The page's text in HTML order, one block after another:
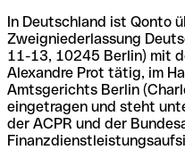
In Deutschland ist Qonto
Zweigniederlassung
11-13, 10245 Berlin) mit
Alexandre Prot tätig, im
Amtsgerichts Berlin
eingetragen und steht
der ACPR und der